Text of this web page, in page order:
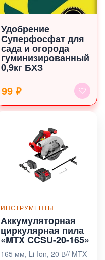
Удобрение
Суперфосфат для
сада и огорода
гуминизированный
0,9кг БХЗ
99 ₽
ИНСТРУМЕНТЫ
Аккумуляторная
циркулярная пила
«MTX CCSU-20-165»
165 мм, Li-Ion, 20 В// MTX